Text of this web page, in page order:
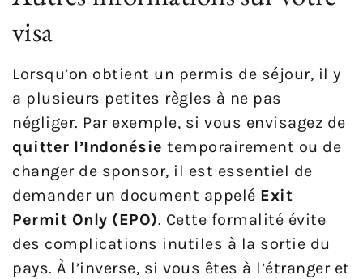
visa
Lorsqu’on obtient un permis de séjour, il y
a plusieurs petites règles à ne pas
négliger. Par exemple, si vous envisagez de
quitter l’Indonésie temporairement ou de
changer de sponsor, il est essentiel de
demander un document appelé Exit
Permit Only (EPO). Cette formalité évite
des complications inutiles à la sortie du
pays. À l’inverse, si vous êtes à l’étranger et